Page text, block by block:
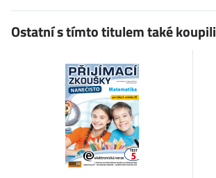
Ostatní s tímto titulem také koupili